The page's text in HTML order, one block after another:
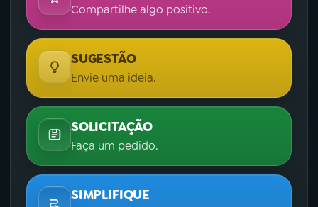
Compartilhe algo positivo.
SUGESTÃO
Envie uma ideia.
SOLICITAÇÃO
Faça um pedido.
SIMPLIFIQUE